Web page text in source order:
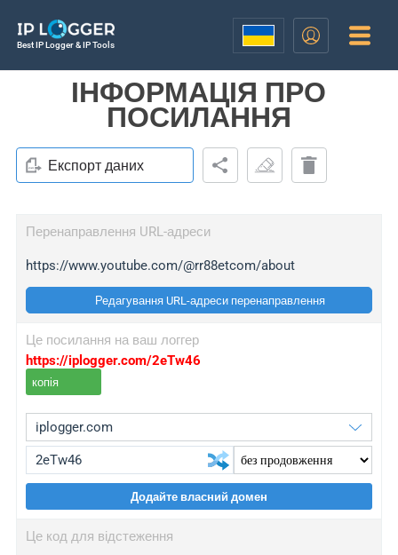
Best IP Logger & IP Tools
ІНФОРМАЦІЯ ПРО
ПОСИЛАННЯ
Експорт даних
Перенаправлення URL-адреси
https://www.youtube.com/@rr88etcom/about
Редагування URL-адреси перенаправлення
Це посилання на ваш логгер
https://iplogger.com/2eTw46
копія
wl.gl
Додайте власний домен
Це код для відстеження